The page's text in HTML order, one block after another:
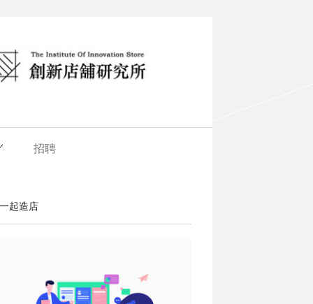
招聘
起造店